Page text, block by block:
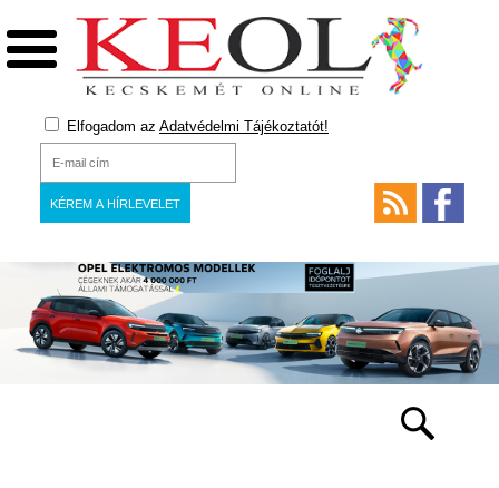
Elfogadom az Adatvédelmi Tájékoztatót!